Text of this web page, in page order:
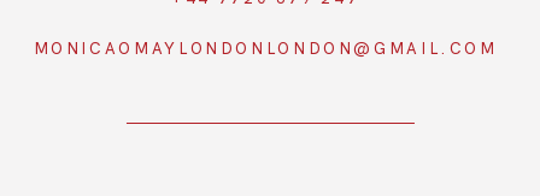
MONICAOMAYLONDONLONDON@GMAIL.COM